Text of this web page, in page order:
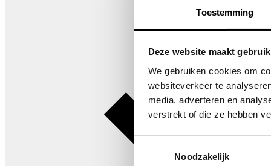
Toestemming
Deze website maakt
We gebruiken cookies om
websiteverkeer te
media, adverteren en
verstrekt of die ze hebben
Toestemmingsselectie
Noodzakelijk